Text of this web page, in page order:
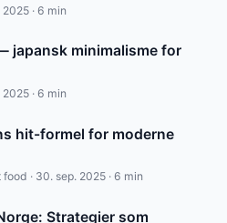
· 6 min
japansk minimalisme for
· 6 min
hit-formel for moderne
· 30. sep. 2025 · 6 min
Strategier som